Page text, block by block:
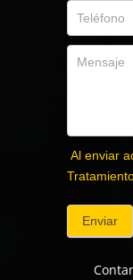
Al enviar
Enviar